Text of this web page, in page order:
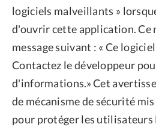
logiciels malveillants »
d'ouvrir cette application. Ce
message suivant : « Ce
Contactez le développeur
d'informations.» Cet
de mécanisme de sécurité
pour protéger les utilisateurs